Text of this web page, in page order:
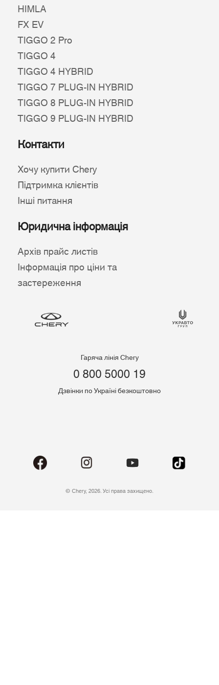
HIMLA
FX EV
TIGGO 2 Pro
TIGGO 4
TIGGO 4 HYBRID
TIGGO 7 PLUG-IN HYBRID
TIGGO 8 PLUG-IN HYBRID
TIGGO 9 PLUG-IN HYBRID
Контакти
Хочу купити Chery
Підтримка клієнтів
Інші питання
Юридична інформація
Архів прайс листів
Інформація про ціни та
застереження
Гаряча лінія Chery
0 800 5000 19
Дзвінки по Україні безкоштовно
© Chery, 2026. Усі права захищено.